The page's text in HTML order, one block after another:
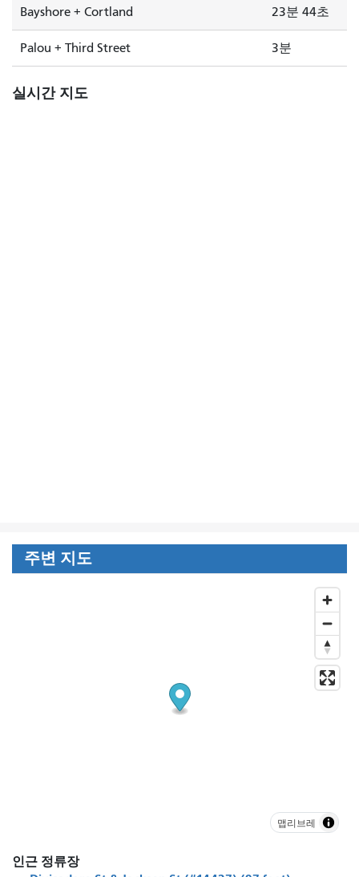
도
착
합
니
다.
Bayshore + Cortland 23분 44초
Palou + Third Street 3분
실시간 지도
주변 지도
맵리브레
인근 정류장